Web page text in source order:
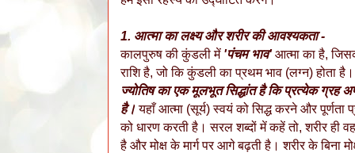
1. आत्मा का लक्ष्य और शरीर की आवश्यकता -
कालपुरुष की कुंडली में 'पंचम भाव'आत्मा का है,
राशि है, जो कि कुंडली का प्रथम भाव (लग्न) होता है।
ज्योतिष का एक मूलभूत सिद्धांत है कि प्रत्येक ग्रह
है।यहाँ आत्मा (सूर्य) स्वयं को सिद्ध करने और पूर्णता
को धारण करती है। सरल शब्दों में कहें तो, शरीर ही
है और मोक्ष के मार्ग पर आगे बढ़ती है। शरीर के बिना